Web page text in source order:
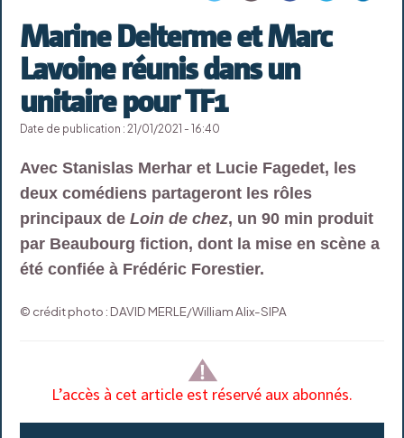
Marine Delterme et Marc
Lavoine réunis dans un
unitaire pour TF1
Date de publication : 21/01/2021 - 16:40
Avec Stanislas Merhar et Lucie Fagedet, les
deux comédiens partageront les rôles
principaux de Loin de chez, un 90 min produit
par Beaubourg fiction, dont la mise en scène a
été confiée à Frédéric Forestier.
© crédit photo : DAVID MERLE/William Alix-SIPA
L’accès à cet article est réservé aux abonnés.